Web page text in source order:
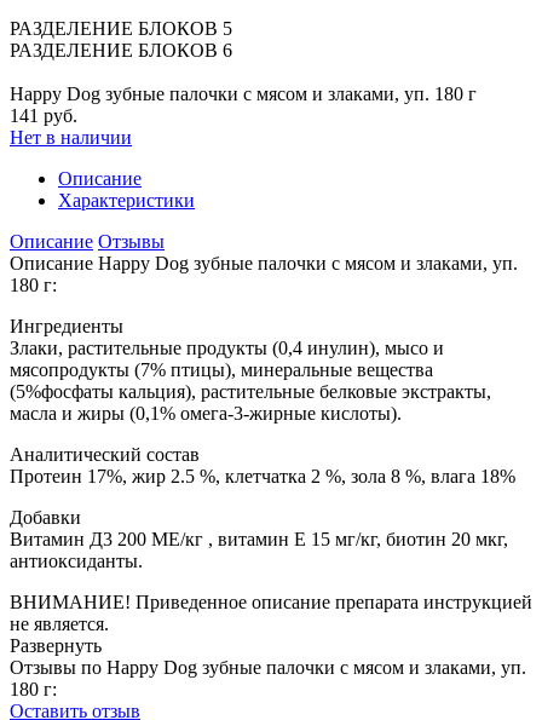
РАЗДЕЛЕНИЕ БЛОКОВ 5
РАЗДЕЛЕНИЕ БЛОКОВ 6
Happy Dog зубные палочки с мясом и злаками, уп. 180 г
141 руб.
Нет в наличии
Описание
Характеристики
Описание Отзывы
Описание Happy Dog зубные палочки с мясом и злаками, уп.
180 г:
Ингредиенты
Злаки, растительные продукты (0,4 инулин), мысо и
мясопродукты (7% птицы), минеральные вещества
(5%фосфаты кальция), растительные белковые экстракты,
масла и жиры (0,1% омега-3-жирные кислоты).
Аналитический состав
Протеин 17%, жир 2.5 %, клетчатка 2 %, зола 8 %, влага 18%
Добавки
Витамин Д3 200 МЕ/кг , витамин Е 15 мг/кг, биотин 20 мкг,
антиоксиданты.
ВНИМАНИЕ! Приведенное описание препарата инструкцией
не является.
Развернуть
Отзывы по Happy Dog зубные палочки с мясом и злаками, уп.
180 г:
Оставить отзыв